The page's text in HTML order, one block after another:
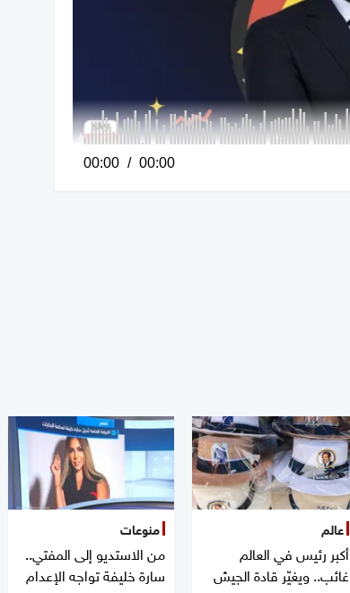
00:00 00:00
عالم
أكبر رئيس في العالم
غائب.. ويغيّر قادة الجيش
منوعات
من الاستديو إلى المفتي..
سارة خليفة تواجه الإعدام